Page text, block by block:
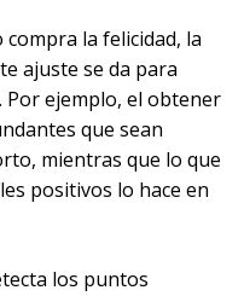
la felicidad, la
ajuste se da para
Por ejemplo, el obtener
que sean
mientras que lo que
positivos lo hace en
los puntos